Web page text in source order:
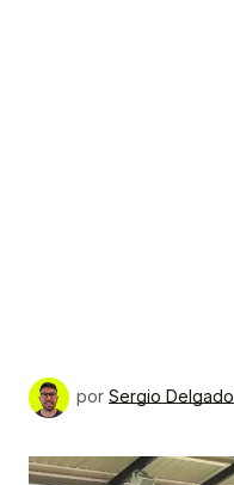
por Sergio Delgado